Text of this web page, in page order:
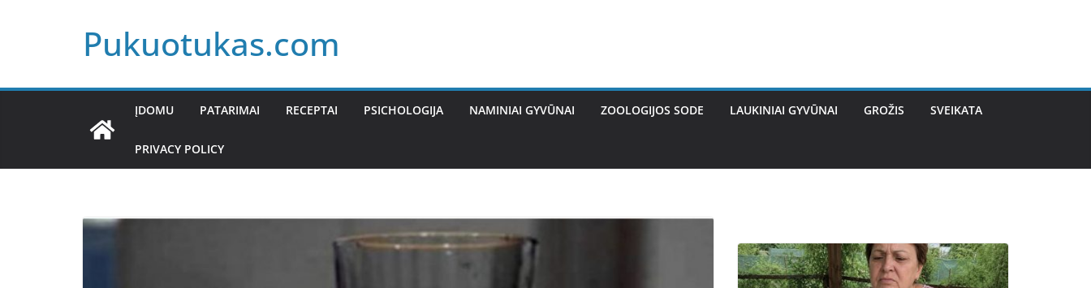
Pukuotukas.com
ĮDOMU PATARIMAI RECEPTAI PSICHOLOGIJA NAMINIAI GYVŪNAI ZOOLOGIJOS SODE LAUKINIAI GYVŪNAI GROŽIS SVEIKATA
PRIVACY POLICY